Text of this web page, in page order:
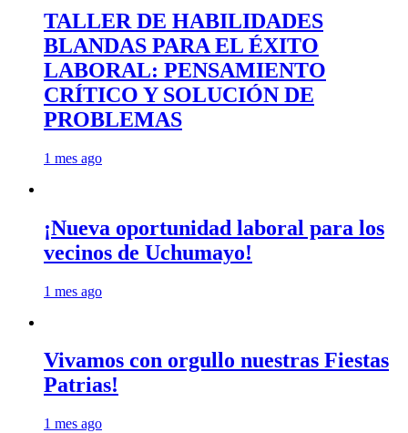
TALLER DE HABILIDADES
BLANDAS PARA EL ÉXITO
LABORAL: PENSAMIENTO
CRÍTICO Y SOLUCIÓN DE
PROBLEMAS
1 mes ago
¡Nueva oportunidad laboral para los
vecinos de Uchumayo!
1 mes ago
Vivamos con orgullo nuestras Fiestas
Patrias!
1 mes ago